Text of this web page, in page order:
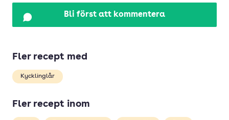
Bli först att kommentera
Fler recept med
Kycklinglår
Fler recept inom